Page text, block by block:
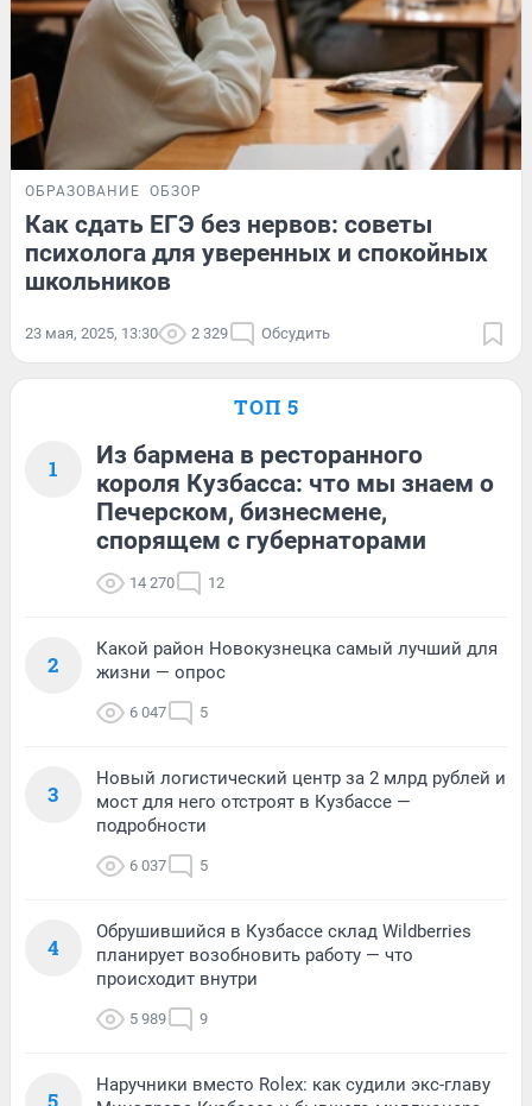
ОБРАЗОВАНИЕ ОБЗОР
Как сдать ЕГЭ без нервов: советы
психолога для уверенных и спокойных
школьников
23 мая, 2025, 13:30 2 329 Обсудить
ТОП 5
1
Из бармена в ресторанного
короля Кузбасса: что мы знаем о
Печерском, бизнесмене,
спорящем с губернаторами
14 270 12
2
Какой район Новокузнецка самый лучший для
жизни — опрос
6 047 5
3
Новый логистический центр за 2 млрд рублей и
мост для него отстроят в Кузбассе —
подробности
6 037 5
4
Обрушившийся в Кузбассе склад Wildberries
планирует возобновить работу — что
происходит внутри
5 989 9
Наручники вместо Rolex: как судили экс-главу